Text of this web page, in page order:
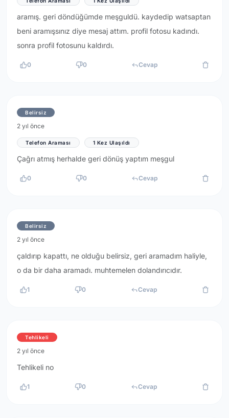
aramış. geri döndüğümde meşguldü. kaydedip watsaptan
beni aramışsınız diye mesaj attım. profil fotosu kadındı.
sonra profil fotosunu kaldırdı.
0 0 Cevap
Belirsiz
2 yıl önce
Telefon Araması 1 Kez Ulaşıldı
Çağrı atmış herhalde geri dönüş yaptım meşgul
0 0 Cevap
Belirsiz
2 yıl önce
çaldırıp kapattı, ne olduğu belirsiz, geri aramadım haliyle,
o da bir daha aramadı. muhtemelen dolandırıcıdır.
1 0 Cevap
Tehlikeli
2 yıl önce
Tehlikeli no
1 0 Cevap